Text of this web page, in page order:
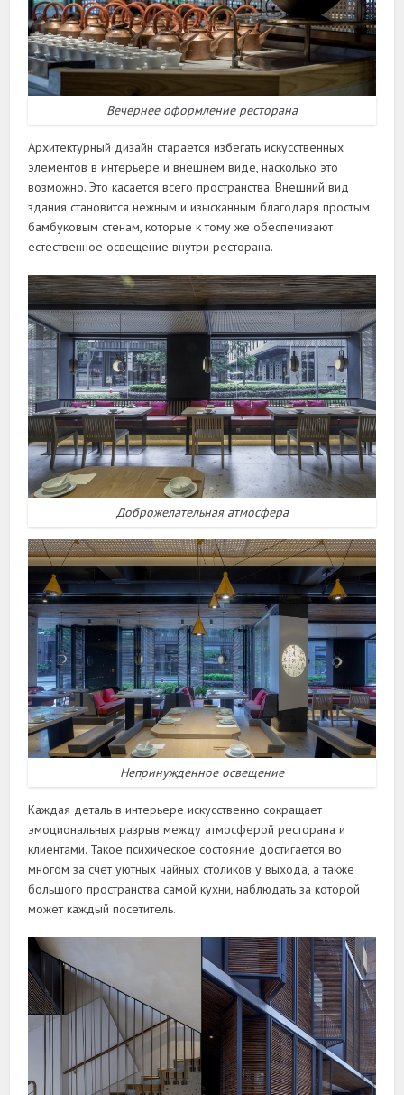
Вечернее оформление ресторана
Архитектурный дизайн старается избегать искусственных
элементов в интерьере и внешнем виде, насколько это
возможно. Это касается всего пространства. Внешний вид
здания становится нежным и изысканным благодаря простым
бамбуковым стенам, которые к тому же обеспечивают
естественное освещение внутри ресторана.
Доброжелательная атмосфера
Непринужденное освещение
Каждая деталь в интерьере искусственно сокращает
эмоциональных разрыв между атмосферой ресторана и
клиентами. Такое психическое состояние достигается во
многом за счет уютных чайных столиков у выхода, а также
большого пространства самой кухни, наблюдать за которой
может каждый посетитель.